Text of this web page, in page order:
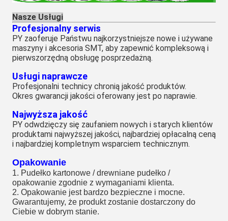
Nasze Usługi
Profesjonalny serwis
PY zaoferuje Państwu najkorzystniejsze nowe i używane
maszyny i akcesoria SMT, aby zapewnić kompleksową i
pierwszorzędną obsługę posprzedażną.
Usługi naprawcze
Profesjonalni technicy chronią jakość produktów.
Okres gwarancji jakości oferowany jest po naprawie.
Najwyższa jakość
PY odwdzięczy się zaufaniem nowych i starych klientów
produktami najwyższej jakości, najbardziej opłacalną ceną
i najbardziej kompletnym wsparciem technicznym.
Opakowanie
1. Pudełko kartonowe / drewniane pudełko /
opakowanie zgodnie z wymaganiami klienta.
2. Opakowanie jest bardzo bezpieczne i mocne.
Gwarantujemy, że produkt zostanie dostarczony do
Ciebie w dobrym stanie.